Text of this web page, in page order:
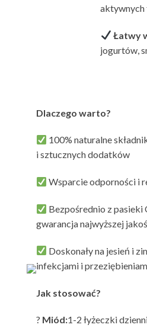
aktywnych
Łatwy
jogurtów,
Dlaczego warto?
100% naturalne
i sztucznych dodatków
Wsparcie odporności i
Bezpośrednio z
gwarancja najwyższej
Doskonały na jesień i
infekcjami i
Jak stosować?
? Miód:1-2 łyżeczki